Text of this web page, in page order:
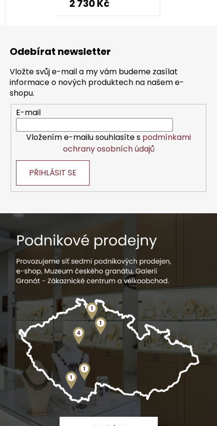
produktu
je
5
hvězdiček.
2 730 Kč
Odebírat newsletter
Vložte svůj e-mail a my vám budeme zasílat
informace o nových produktech na našem e-
shopu.
E-mail
Vložením e-mailu souhlasíte s podmínkami
ochrany osobních údajů
PŘIHLÁSIT SE